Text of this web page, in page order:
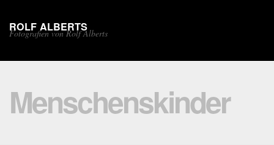
ROLF ALBERTS
Fotografien von Rolf Alberts
Menschenskinder